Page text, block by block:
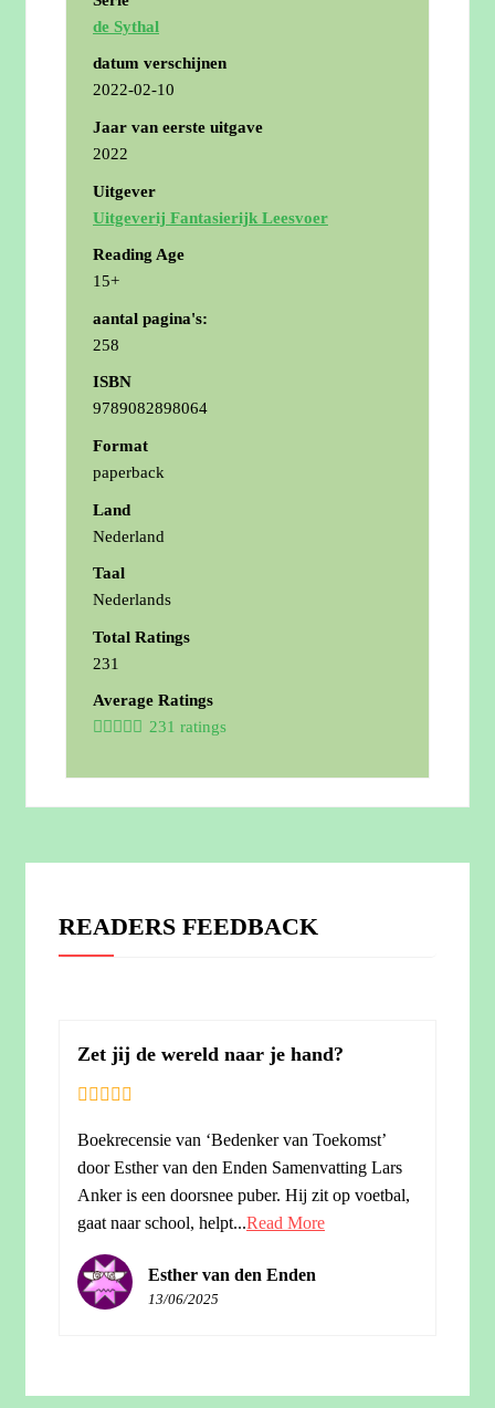
de Sythal
datum verschijnen
2022-02-10
Jaar van eerste uitgave
2022
Uitgever
Uitgeverij Fantasierijk Leesvoer
Reading Age
15+
aantal pagina's:
258
ISBN
9789082898064
Format
paperback
Land
Nederland
Taal
Nederlands
Total Ratings
231
Average Ratings
231 ratings
READERS FEEDBACK
Zet jij de wereld naar je hand?
Boekrecensie van ‘Bedenker van Toekomst’
door Esther van den Enden Samenvatting Lars
Anker is een doorsnee puber. Hij zit op voetbal,
gaat naar school, helpt...Read More
Esther van den Enden
13/06/2025